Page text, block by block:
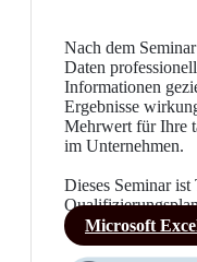
Nach dem
Daten
Informationen
Ergebnisse
Mehrwert für Ihre
im Unternehmen.
Dieses Seminar ist
Microsoft